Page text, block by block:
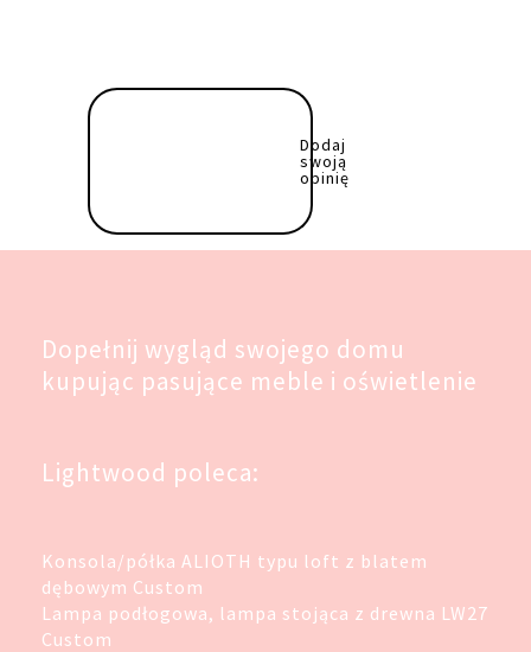
Dodaj
swoją
opinię
Dopełnij wygląd swojego domu
kupując pasujące meble i oświetlenie
Lightwood poleca:
Konsola/półka ALIOTH typu loft z blatem
dębowym Custom
Lampa podłogowa, lampa stojąca z drewna LW27
Custom